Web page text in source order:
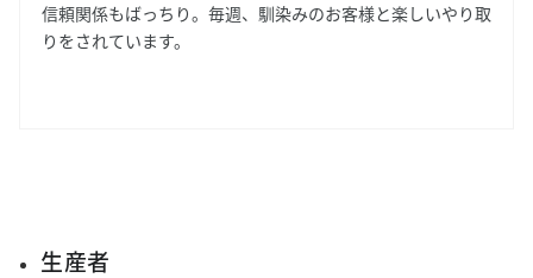
信頼関係もばっちり。毎週、馴染みのお客様と楽しいやり取
りをされています。
生産者